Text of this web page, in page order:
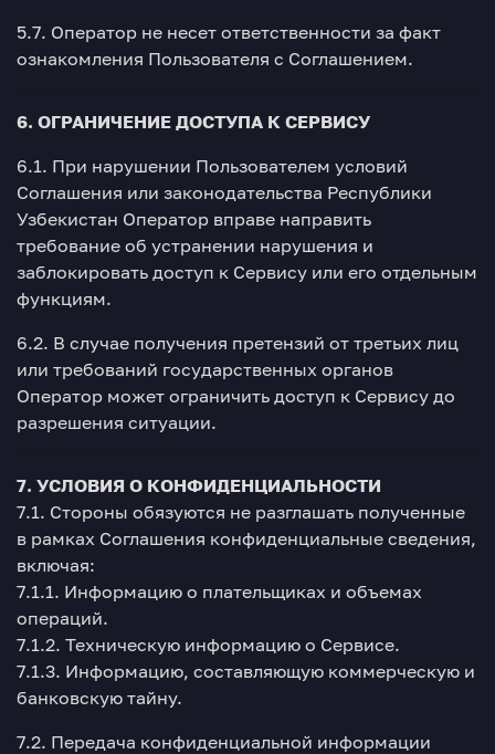
5.7. Оператор не несет ответственности за факт
ознакомления Пользователя с Соглашением.
6. ОГРАНИЧЕНИЕ ДОСТУПА К СЕРВИСУ
6.1. При нарушении Пользователем условий
Соглашения или законодательства Республики
Узбекистан Оператор вправе направить
требование об устранении нарушения и
заблокировать доступ к Сервису или его отдельным
функциям.
6.2. В случае получения претензий от третьих лиц
или требований государственных органов
Оператор может ограничить доступ к Сервису до
разрешения ситуации.
7. УСЛОВИЯ О КОНФИДЕНЦИАЛЬНОСТИ
7.1. Стороны обязуются не разглашать полученные
в рамках Соглашения конфиденциальные сведения,
включая:
7.1.1. Информацию о плательщиках и объемах
операций.
7.1.2. Техническую информацию о Сервисе.
7.1.3. Информацию, составляющую коммерческую и
банковскую тайну.
7.2. Передача конфиденциальной информации